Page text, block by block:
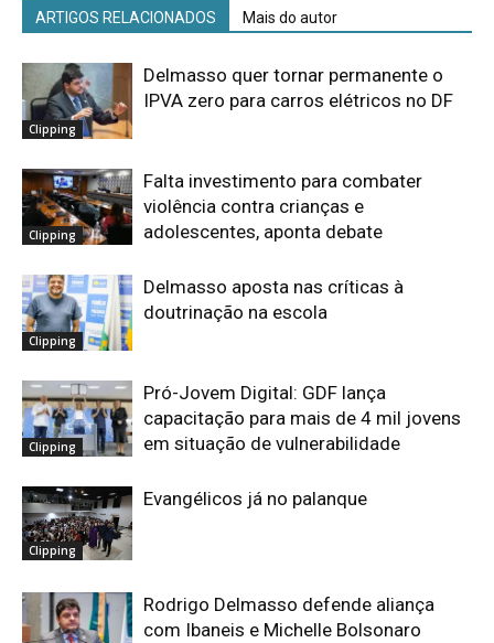
ARTIGOS RELACIONADOS Mais do autor
Clipping
Delmasso quer tornar permanente o
IPVA zero para carros elétricos no DF
Clipping
Falta investimento para combater
violência contra crianças e
adolescentes, aponta debate
Clipping
Delmasso aposta nas críticas à
doutrinação na escola
Clipping
Pró-Jovem Digital: GDF lança
capacitação para mais de 4 mil jovens
em situação de vulnerabilidade
Clipping
Evangélicos já no palanque
Rodrigo Delmasso defende aliança
com Ibaneis e Michelle Bolsonaro